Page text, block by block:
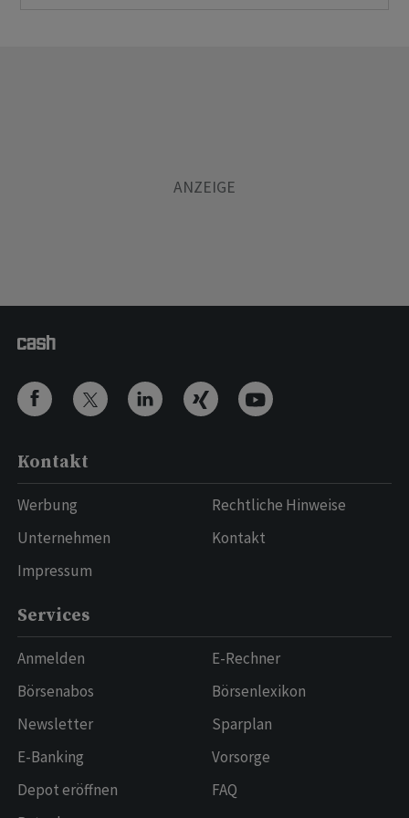
Kontakt
Werbung
Unternehmen
Impressum
Rechtliche Hinweise
Kontakt
Services
Anmelden
Börsenabos
Newsletter
E-Banking
Depot eröffnen
E-Rechner
Börsenlexikon
Sparplan
Vorsorge
FAQ